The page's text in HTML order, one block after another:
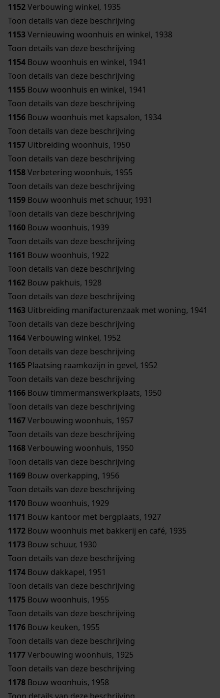
1152Verbouwing winkel, 1935
Toon details van deze beschrijving
1153Vernieuwing woonhuis en winkel, 1938
Toon details van deze beschrijving
1154 Bouw woonhuis en winkel, 1941
Toon details van deze beschrijving
1155 Bouw woonhuis en winkel, 1941
Toon details van deze beschrijving
1156 Bouw woonhuis met kapsalon, 1934
Toon details van deze beschrijving
1157 Uitbreiding woonhuis, 1950
Toon details van deze beschrijving
1158Verbetering woonhuis, 1955
Toon details van deze beschrijving
1159 Bouw woonhuis met schuur, 1931
Toon details van deze beschrijving
1160 Bouw woonhuis, 1939
Toon details van deze beschrijving
1161 Bouw woonhuis, 1922
Toon details van deze beschrijving
1162 Bouw pakhuis, 1928
Toon details van deze beschrijving
1163 Uitbreiding manifacturenzaak met woning, 1941
Toon details van deze beschrijving
1164Verbouwing winkel, 1952
Toon details van deze beschrijving
1165 Plaatsing raamkozijn in gevel, 1952
Toon details van deze beschrijving
1166 Bouw timmermanswerkplaats, 1950
Toon details van deze beschrijving
1167Verbouwing woonhuis, 1957
Toon details van deze beschrijving
1168Verbouwing woonhuis, 1950
Toon details van deze beschrijving
1169 Bouw overkapping, 1956
Toon details van deze beschrijving
1170 Bouw woonhuis, 1929
1171 Bouw kantoor met bergplaats, 1927
1172 Bouw woonhuis met bakkerij en café, 1935
1173 Bouw schuur, 1930
Toon details van deze beschrijving
1174 Bouw dakkapel, 1951
Toon details van deze beschrijving
1175 Bouw woonhuis, 1955
Toon details van deze beschrijving
1176 Bouw keuken, 1955
Toon details van deze beschrijving
1177Verbouwing woonhuis, 1925
Toon details van deze beschrijving
1178 Bouw woonhuis, 1958